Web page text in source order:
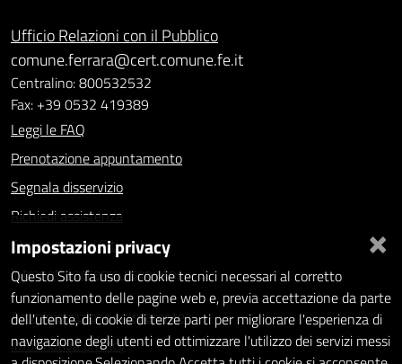
Ufficio Relazioni con il Pubblico
comune.ferrara@cert.comune.fe.it
Centralino: 800532532
Fax: +39 0532 419389
Leggi le FAQ
Prenotazione appuntamento
Segnala disservizio
Richiedi assistenza
Statistiche dei Siti web
Intranet - accesso riservato
Amministrazione trasparente
Informativa privacy
×
Impostazioni privacy
Questo Sito fa uso di cookie tecnici necessari al corretto
funzionamento delle pagine web e, previa accettazione da parte
dell'utente, di cookie di terze parti per migliorare l'esperienza di
navigazione degli utenti ed ottimizzare l'utilizzo dei servizi messi